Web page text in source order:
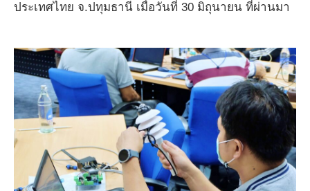
ประเทศไทย จ.ปทุมธานี เมื่อวันที่ 30 มิถุนายน ที่ผ่านมา